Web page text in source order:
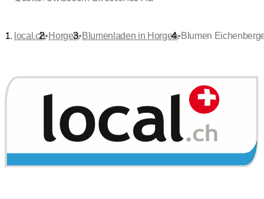
local.ch•Horgen•Blumenladen in Horgen•Blumen